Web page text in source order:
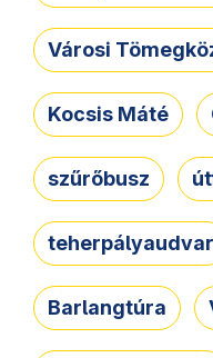
Városi
Kocsis Máté
szűrőbusz
teherpályaudvar
Barlangtúra